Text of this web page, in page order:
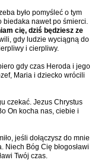
było pomyśleć o tym
biedaka nawet po śmierci.
cię, dziś będziesz ze
gdy ludzie wyciągną do
i cierpliwy.
gdy czas Heroda i jego
Maria i dziecko wrócili
czekać. Jezus Chrystus
On kocha nas, ciebie i
jeśli dołączysz do mnie
Bóg Cię błogosławi
Twój czas.